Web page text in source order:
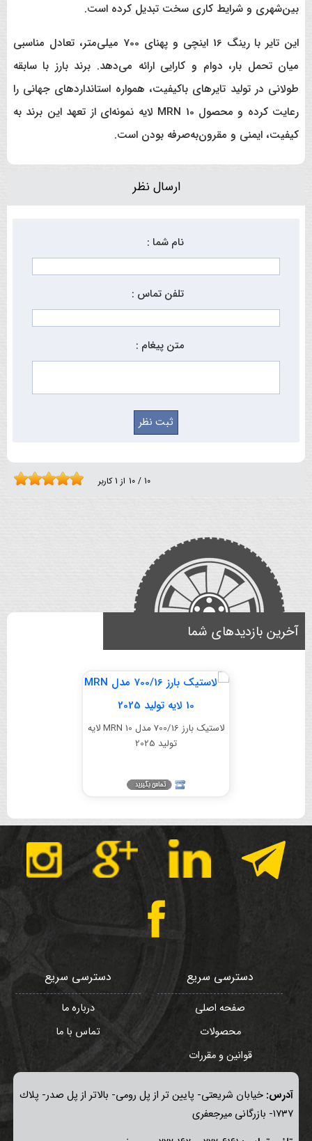
بین‌شهری و شرایط کاری سخت تبدیل کرده است.
این تایر با رینگ 16 اینچی و پهنای 700 میلی‌متر، تعادل مناسبی
میان تحمل بار، دوام و کارایی ارائه می‌دهد. برند بارز با سابقه
طولانی در تولید تایرهای باکیفیت، همواره استانداردهای جهانی را
رعایت کرده و محصول MRN 10 لایه نمونه‌ای از تعهد این برند به
کیفیت، ایمنی و مقرون‌به‌صرفه بودن است.
ارسال نظر
نام شما :
تلفن تماس :
متن پیغام :
10 / 10 از 1کاربر
آخرین بازدیدهای شما
لاستیک بارز 700/16 مدل MRN 10 لایه
تولید 2025
دسترسی سریع
صفحه اصلی
محصولات
قوانین و مقررات
دسترسی سریع
درباره ما
تماس با ما
آدرس: خيابان شريعتی- پايين تر از پل رومی- بالاتر از پل صدر- پلاك
١٧٣٧- بازرگانی میرجعفری